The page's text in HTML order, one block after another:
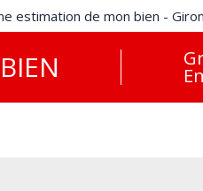
estimation de mon bien -